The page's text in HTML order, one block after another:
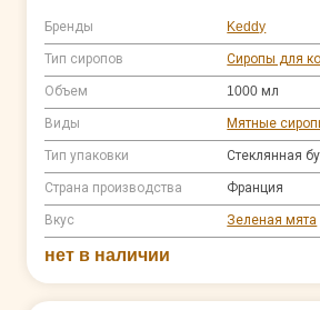
Бренды Keddy
Тип сиропов Сиропы для
Объем 1000 мл
Виды Мятные
Тип упаковки Стеклянная
Страна производства Франция
Вкус Зеленая мята
нет в наличии